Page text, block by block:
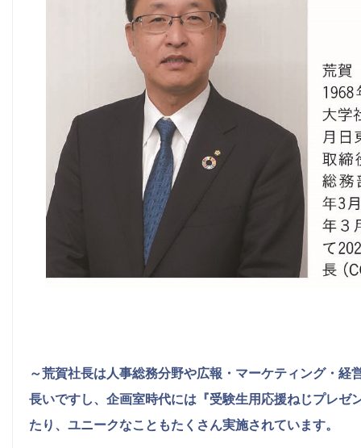
～荒賀社長は人事総務分野や広報・マーケティング・経
長いですし、企画室時代には『受験生用応援ねじプレゼ
たり、ユニークなこともたくさん実施されています。